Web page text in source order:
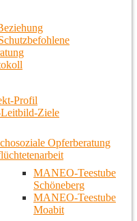
Profil
Ziele
Opferberatung
MANEO-Teestube
Schöneberg
MANEO-Teestube
Moabit